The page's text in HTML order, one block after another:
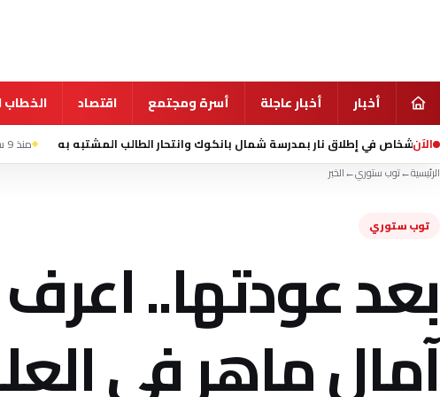
أخبار أخبار عاجلة أسرة ومجتمع اقتصاد الخطاب
الآن منذ 9 ساعة مقتل شخصين وإصابة 13 في
الرئيسية←توب ستوري←الخبر
توب ستوري
بعد عودتها..
آمال ماهر في